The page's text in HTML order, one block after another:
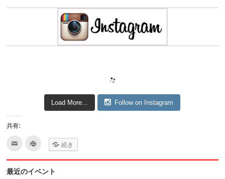
Load More... Follow on Instagram
共有:
ク
し
て
ク
て
続き
最近のイベント